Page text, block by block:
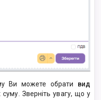
Ви можете обрати вид
суму. Зверніть увагу, що у